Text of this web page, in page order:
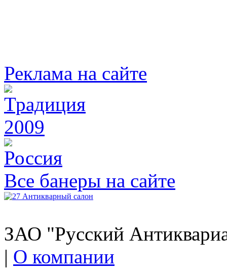
Реклама на сайте
Все банеры на сайте
ЗАО "Русский
| О компании